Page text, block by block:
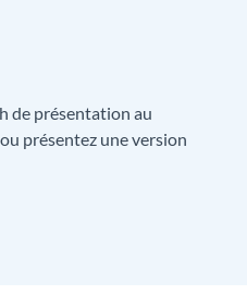
de présentation au
présentez une version